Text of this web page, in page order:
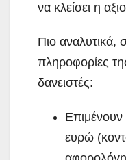
να κλείσει η
Πιο αναλυτικά,
πληροφορίες
δανειστές:
ευρώ